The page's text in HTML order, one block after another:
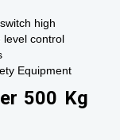
high
level control
Equipment
500 Kg